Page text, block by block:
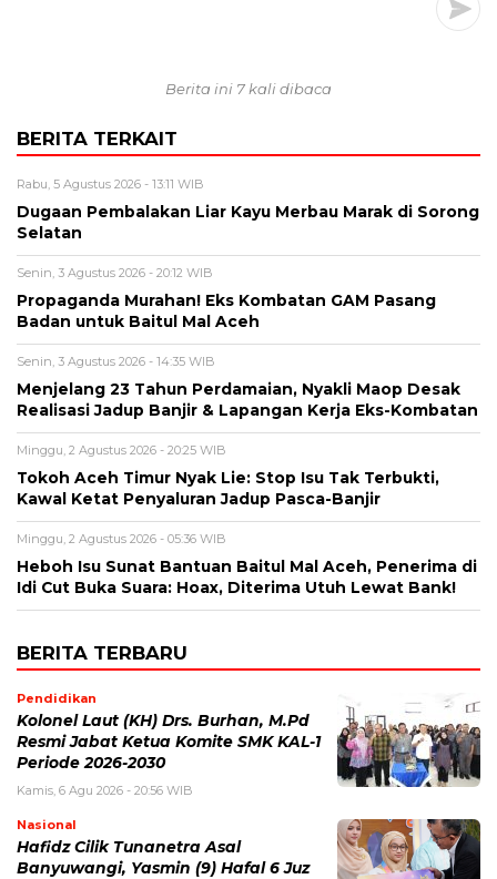
Berita ini 7 kali dibaca
BERITA TERKAIT
Rabu, 5 Agustus 2026 - 13:11 WIB
Dugaan Pembalakan Liar Kayu Merbau Marak di Sorong
Selatan
Senin, 3 Agustus 2026 - 20:12 WIB
Propaganda Murahan! Eks Kombatan GAM Pasang
Badan untuk Baitul Mal Aceh
Senin, 3 Agustus 2026 - 14:35 WIB
Menjelang 23 Tahun Perdamaian, Nyakli Maop Desak
Realisasi Jadup Banjir & Lapangan Kerja Eks-Kombatan
Minggu, 2 Agustus 2026 - 20:25 WIB
Tokoh Aceh Timur Nyak Lie: Stop Isu Tak Terbukti,
Kawal Ketat Penyaluran Jadup Pasca-Banjir
Minggu, 2 Agustus 2026 - 05:36 WIB
Heboh Isu Sunat Bantuan Baitul Mal Aceh, Penerima di
Idi Cut Buka Suara: Hoax, Diterima Utuh Lewat Bank!
BERITA TERBARU
Pendidikan
Kolonel Laut (KH) Drs. Burhan, M.Pd
Resmi Jabat Ketua Komite SMK KAL-1
Periode 2026-2030
Kamis, 6 Agu 2026 - 20:56 WIB
Nasional
Hafidz Cilik Tunanetra Asal
Banyuwangi, Yasmin (9) Hafal 6 Juz